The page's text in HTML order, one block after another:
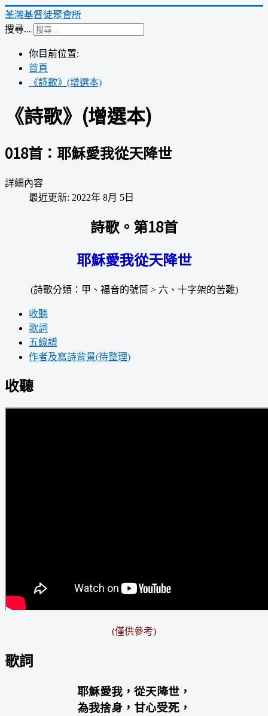
荃灣基督徒聚會所
搜尋...
你目前位置:
首頁
《詩歌》(增選本)
《詩歌》(增選本)
018首：耶穌愛我從天降世
詳細內容
最近更新: 2022年 8月 5日
詩歌。第18首
耶穌愛我從天降世
(詩歌分類：甲、福音的號筒 > 六、十字架的苦難)
收聽
歌詞
五線譜
作者及寫詩背景(待整理)
收聽
(僅供參考)
歌詞
耶穌愛我，從天降世，
為我捨身，甘心受死，